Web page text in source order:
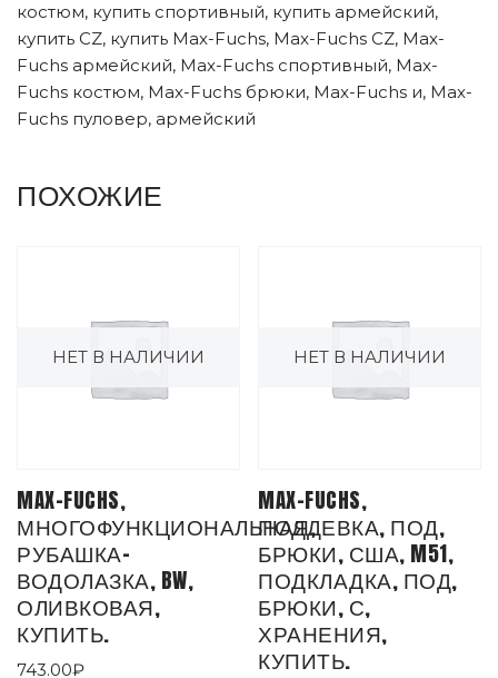
костюм, купить спортивный, купить армейский,
купить CZ, купить Max-Fuchs, Max-Fuchs CZ, Max-
Fuchs армейский, Max-Fuchs спортивный, Max-
Fuchs костюм, Max-Fuchs брюки, Max-Fuchs и, Max-
Fuchs пуловер, армейский
ПОХОЖИЕ
НЕТ В НАЛИЧИИ
MAX-FUCHS,
МНОГОФУНКЦИОНАЛЬНАЯ,
РУБАШКА-
ВОДОЛАЗКА, BW,
ОЛИВКОВАЯ,
КУПИТЬ.
743.00₽
НЕТ В НАЛИЧИИ
MAX-FUCHS,
ПОДДЕВКА, ПОД,
БРЮКИ, США, M51,
ПОДКЛАДКА, ПОД,
БРЮКИ, С,
ХРАНЕНИЯ,
КУПИТЬ.